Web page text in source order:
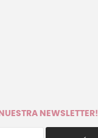
NEWSLETTER!